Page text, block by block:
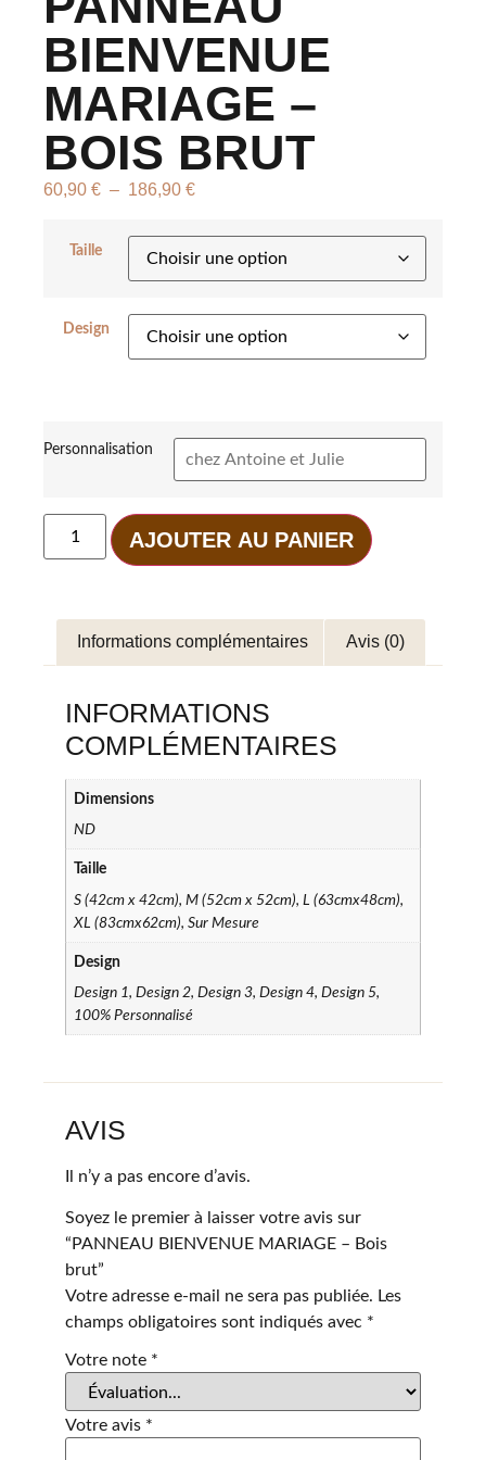
BIENVENUE
MARIAGE –
BOIS BRUT
60,90 € – 186,90 €
Taille
Design
Personnalisation
AJOUTER AU PANIER
Informations complémentaires Avis (0)
INFORMATIONS
COMPLÉMENTAIRES
Dimensions
ND
Taille
S (42cm x 42cm), M (52cm x 52cm), L (63cmx48cm),
XL (83cmx62cm), Sur Mesure
Design
Design 1, Design 2, Design 3, Design 4, Design 5,
100% Personnalisé
AVIS
Il n’y a pas encore d’avis.
Soyez le premier à laisser votre avis sur
“PANNEAU BIENVENUE MARIAGE – Bois
brut”
Votre adresse e-mail ne sera pas publiée. Les
champs obligatoires sont indiqués avec *
Votre note *
Votre avis *